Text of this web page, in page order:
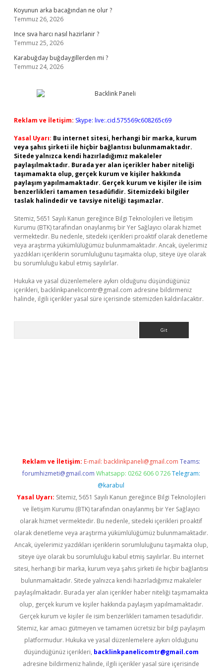
Koyunun arka bacağından ne olur ?
Temmuz 26, 2026
Ince sıva harcı nasıl hazirlanir ?
Temmuz 25, 2026
Karabuğday buğdaygillerden mi ?
Temmuz 24, 2026
Reklam ve İletişim: Skype: live:.cid.575569c608265c69
Yasal Uyarı: Bu internet sitesi, herhangi bir marka, kurum
veya şahıs şirketi ile hiçbir bağlantısı bulunmamaktadır.
Sitede yalnızca kendi hazırladığımız makaleler
paylaşılmaktadır. Burada yer alan içerikler haber niteliği
taşımamakta olup, gerçek kurum ve kişiler hakkında
paylaşım yapılmamaktadır. Gerçek kurum ve kişiler ile isim
benzerlikleri tamamen tesadüfidir. Sitemizdeki bilgiler
taslak halindedir ve tavsiye niteliği taşımazlar.
Sitemiz, 5651 Sayılı Kanun gereğince Bilgi Teknolojileri ve İletişim
Kurumu (BTK) tarafından onaylanmış bir Yer Sağlayıcı olarak hizmet
vermektedir. Bu nedenle, sitedeki içerikleri proaktif olarak denetleme
veya araştırma yükümlülüğümüz bulunmamaktadır. Ancak, üyelerimiz
yazdıkları içeriklerin sorumluluğunu taşımakta olup, siteye üye olarak
bu sorumluluğu kabul etmiş sayılırlar.
Hukuka ve yasal düzenlemelere aykırı olduğunu düşündüğünüz
içerikleri, backlinkpanelicomtr@gmail.com adresine bildirmeniz
halinde, ilgili içerikler yasal süre içerisinde sitemizden kaldırılacaktır.
Reklam ve İletişim: E-mail: backlinkpaneli@gmail.com Teams:
forumhizmeti@gmail.com Whatsapp: 0262 606 0 726 Telegram:
@karabul
Yasal Uyarı: Sitemiz, 5651 Sayılı Kanun gereğince Bilgi Teknolojileri
ve İletişim Kurumu (BTK) tarafından onaylanmış bir Yer Sağlayıcı
olarak hizmet vermektedir. Bu nedenle, sitedeki içerikleri proaktif
olarak denetleme veya araştırma yükümlülüğümüz bulunmamaktadır.
Ancak, üyelerimiz yazdıkları içeriklerin sorumluluğunu taşımakta olup,
siteye üye olarak bu sorumluluğu kabul etmiş sayılırlar. Bu internet
sitesi, herhangi bir marka, kurum veya şahıs şirketi ile hiçbir bağlantısı
bulunmamaktadır. Sitede yalnızca kendi hazırladığımız makaleler
paylaşılmaktadır. Burada yer alan içerikler haber niteliği taşımamakta
olup, gerçek kurum ve kişiler hakkında paylaşım yapılmamaktadır.
Gerçek kurum ve kişiler ile isim benzerlikleri tamamen tesadüfidir.
Sitemiz, kar amacı gütmeyen ve tamamen ücretsiz bir bilgi paylaşım
platformudur. Hukuka ve yasal düzenlemelere aykırı olduğunu
düşündüğünüz içerikleri, backlinkpanelicomtr@gmail.com
adresine bildirmeniz halinde, ilgili içerikler yasal süre içerisinde